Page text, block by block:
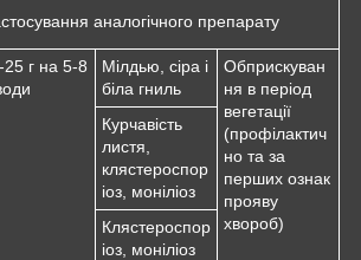
аналогічного препарату
25 г на 5-8
Мілдью, сіра і
біла гниль
Обприскуван
ня в період
вегетації
(профілактич
но та за
перших ознак
прояву
хвороб)
Курчавість
листя,
клястероспор
іоз, моніліоз
Клястероспор
іоз, моніліоз